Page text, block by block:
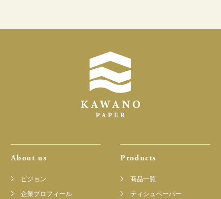
About us
ビジョン
企業プロフィール
Products
商品一覧
ティシュペーパー